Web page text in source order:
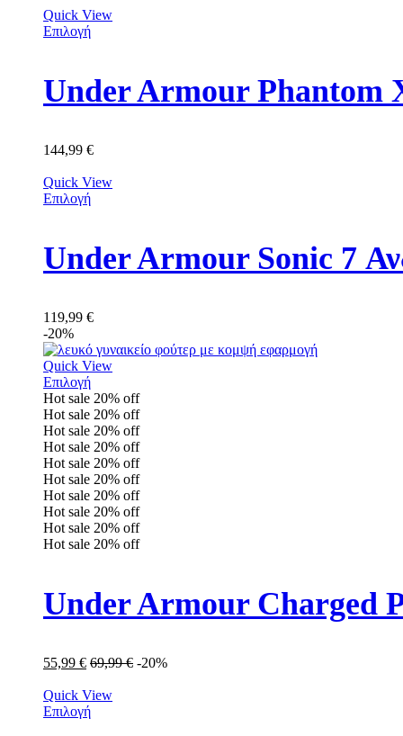
Quick View
Επιλογή
Under Armour Phantom
144,99 €
Quick View
Επιλογή
Under Armour Sonic 7
119,99 €
-20%
Quick View
Επιλογή
Hot sale 20% off
Hot sale 20% off
Hot sale 20% off
Hot sale 20% off
Hot sale 20% off
Hot sale 20% off
Hot sale 20% off
Hot sale 20% off
Hot sale 20% off
Hot sale 20% off
Under Armour Charged
55,99 € 69,99€ -20%
Quick View
Επιλογή